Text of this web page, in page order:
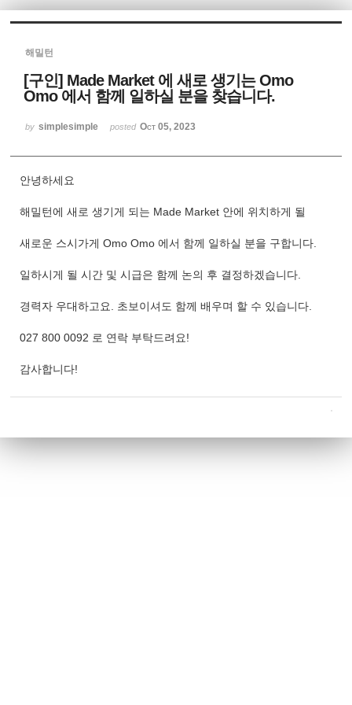
해밀턴
[구인] Made Market 에 새로 생기는 Omo
Omo 에서 함께 일하실 분을 찾습니다.
by simplesimple posted Oct 05, 2023
안녕하세요
해밀턴에 새로 생기게 되는 Made Market 안에 위치하게 될
새로운 스시가게 Omo Omo 에서 함께 일하실 분을 구합니다.
일하시게 될 시간 및 시급은 함께 논의 후 결정하겠습니다.
경력자 우대하고요. 초보이셔도 함께 배우며 할 수 있습니다.
027 800 0092 로 연락 부탁드려요!
감사합니다!
Sketchbook5, 스케치북5
Sketchbook5, 스케치북5